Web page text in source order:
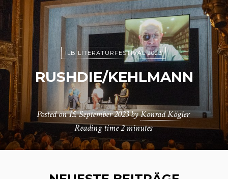
ILB LITERATURFESTIVAL 2023
RUSHDIE/KEHLMANN
Posted on15. September 2023byKonrad Kögler
Reading time2 minutes